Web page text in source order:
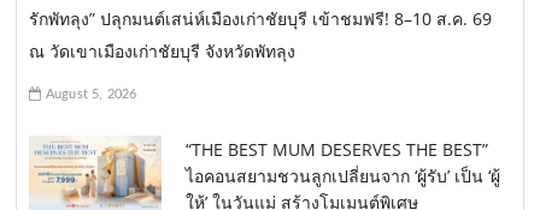
รักพัทลุง” ปลุกมนต์เสน่ห์เมืองเก่าชัยบุรี เข้าชมฟรี! 8–10 ส.ค. 69
ณ วัดเขาเมืองเก่าชัยบุรี จังหวัดพัทลุง
August 5, 2026
“THE BEST MUM DESERVES THE BEST”
ไอคอนสยามชวนลูกเปลี่ยนจาก ‘ผู้รับ’ เป็น ‘ผู้
ให้’ ในวันแม่ สร้างโมเมนต์พิเศษ